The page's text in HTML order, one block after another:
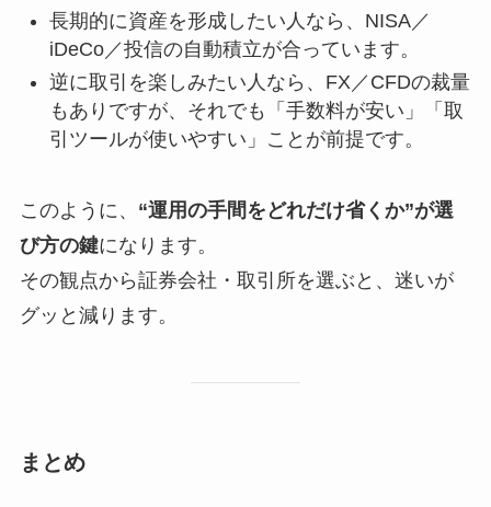
長期的に資産を形成したい人なら、NISA／
iDeCo／投信の自動積立が合っています。
逆に取引を楽しみたい人なら、FX／CFDの裁量
もありですが、それでも「手数料が安い」「取
引ツールが使いやすい」ことが前提です。
このように、 “運用の手間をどれだけ省くか”が選
び方の鍵になります。
その観点から証券会社・取引所を選ぶと、迷いが
グッと減ります。
まとめ